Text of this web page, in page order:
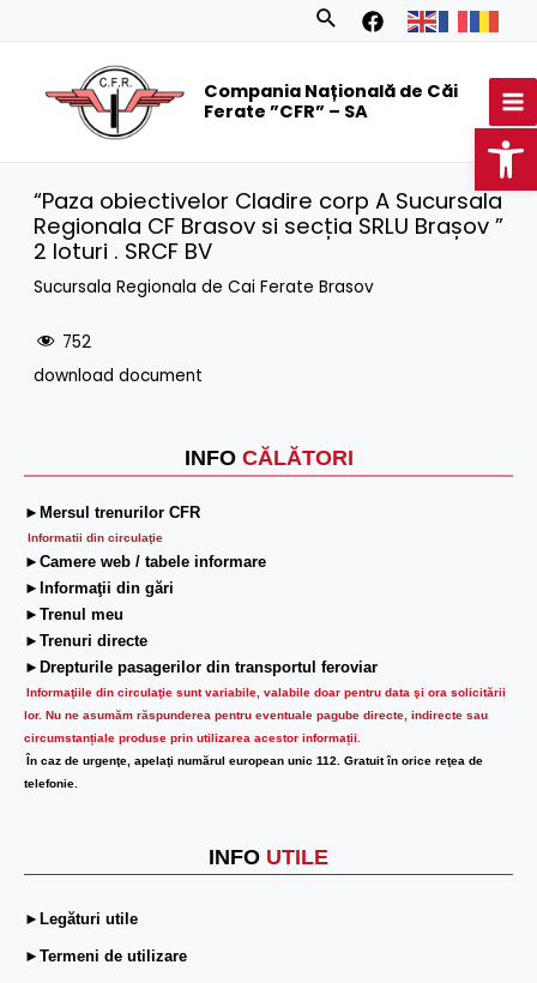
Search
Compania Națională de Căi
Ferate ”CFR” – SA
INFO CĂLĂTORI
►Mersul trenurilor CFR
Informatii din circulaţie
►Camere web / tabele informare
►Informaţii din gări
►Trenul meu
►Trenuri directe
►Drepturile pasagerilor din transportul feroviar
Informaţiile din circulaţie sunt variabile, valabile doar pentru data şi ora solicitării
lor. Nu ne asumăm răspunderea pentru eventuale pagube directe, indirecte sau
circumstanțiale produse prin utilizarea acestor informații.
În caz de urgenţe, apelaţi numărul european unic 112. Gratuit în orice reţea de
telefonie.
INFO UTILE
►Legături utile
►Termeni de utilizare
“Paza obiectivelor Cladire corp A Sucursala
Regionala CF Brasov si secția SRLU Brașov ”
2 loturi . SRCF BV
Sucursala Regionala de Cai Ferate Brasov
752
download document